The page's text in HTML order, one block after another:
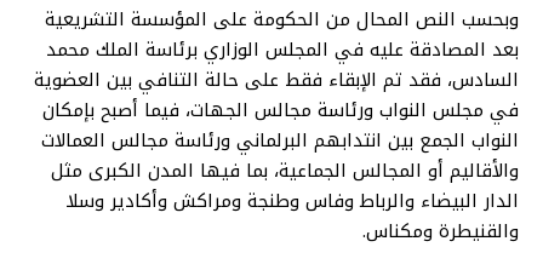
وبحسب النص المحال من الحكومة على المؤسسة التشريعية
بعد المصادقة عليه في المجلس الوزاري برئاسة الملك محمد
السادس، فقد تم الإبقاء فقط على حالة التنافي بين العضوية
في مجلس النواب ورئاسة مجالس الجهات، فيما أصبح بإمكان
النواب الجمع بين انتدابهم البرلماني ورئاسة مجالس العمالات
والأقاليم أو المجالس الجماعية، بما فيها المدن الكبرى مثل
الدار البيضاء والرباط وفاس وطنجة ومراكش وأكادير وسلا
والقنيطرة ومكناس.